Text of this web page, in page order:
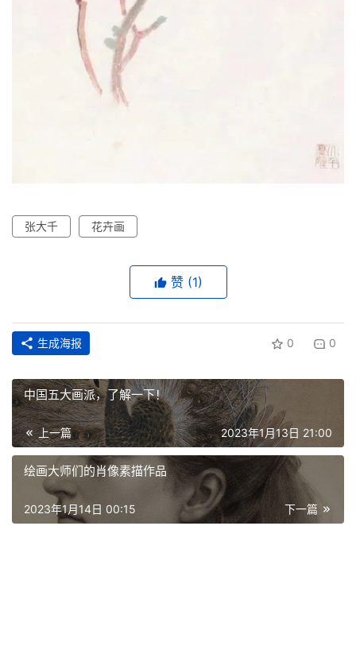
张大千 花卉画
赞 (1)
生成海报 0 0
中国五大画派，了解一下！
上一篇 2023年1月13日 21:00
绘画大师们的肖像素描作品
下一篇
2023年1月14日 00:15